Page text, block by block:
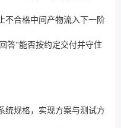
不合格中间产物流入下一阶
答“能否按约定交付并守住
统规格，实现方案与测试方